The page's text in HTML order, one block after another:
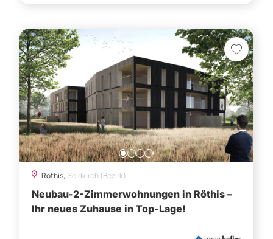
Röthis, Feldkirch (Bezirk)
Neubau-2-Zimmerwohnungen in Röthis –
Ihr neues Zuhause in Top-Lage!